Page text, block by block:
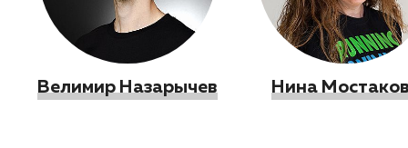
Велимир Назарычев Нина